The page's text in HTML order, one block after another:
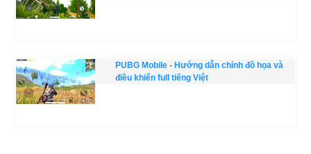
PUBG Mobile - Hướng dẫn chỉnh đồ họa và
điều khiển full tiếng Việt